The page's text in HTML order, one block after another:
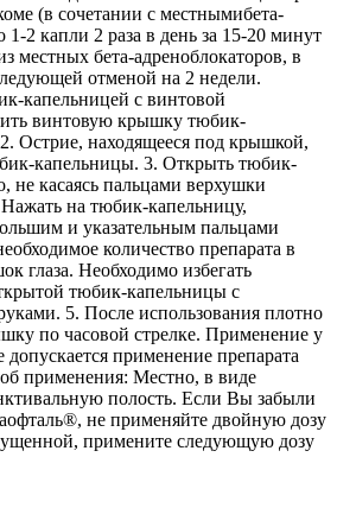
(в сочетании с местнымибета-
1-2 капли 2 раза в день за 15-20 минут
местных бета-адреноблокаторов, в
отменой на 2 недели.
капельницей с винтовой
винтовую крышку тюбик-
Острие, находящееся под крышкой,
капельницы. 3. Открыть тюбик-
не касаясь пальцами верхушки
на тюбик-капельницу,
и указательным пальцами
количество препарата в
глаза. Необходимо избегать
тюбик-капельницы с
5. После использования плотно
по часовой стрелке. Применение у
допускается применение препарата
применения: Местно, в виде
полость. Если Вы забыли
не применяйте двойную дозу
примените следующую дозу